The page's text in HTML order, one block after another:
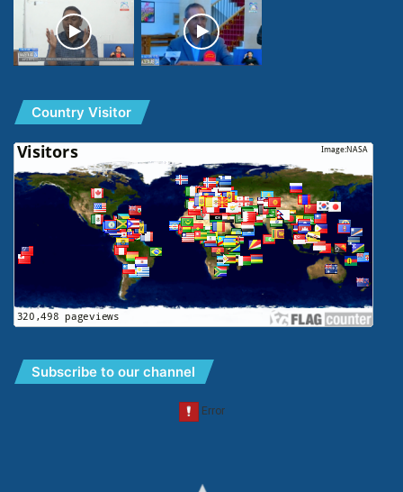
Country Visitor
Subscribe to our channel